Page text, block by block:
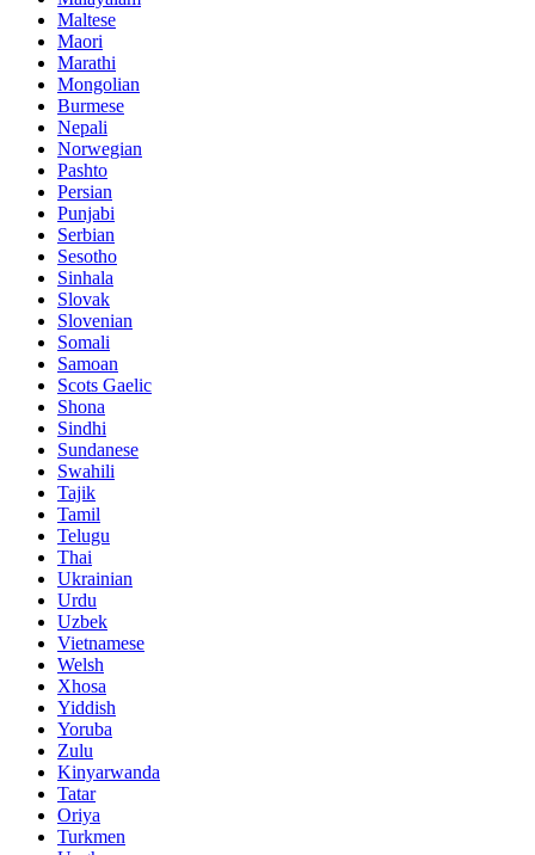
Maltese
Maori
Marathi
Mongolian
Burmese
Nepali
Norwegian
Pashto
Persian
Punjabi
Serbian
Sesotho
Sinhala
Slovak
Slovenian
Somali
Samoan
Scots Gaelic
Shona
Sindhi
Sundanese
Swahili
Tajik
Tamil
Telugu
Thai
Ukrainian
Urdu
Uzbek
Vietnamese
Welsh
Xhosa
Yiddish
Yoruba
Zulu
Kinyarwanda
Tatar
Oriya
Turkmen